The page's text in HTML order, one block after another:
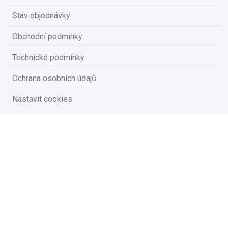
Stav objednávky
Obchodní podmínky
Technické podmínky
Ochrana osobních údajů
Nastavit cookies